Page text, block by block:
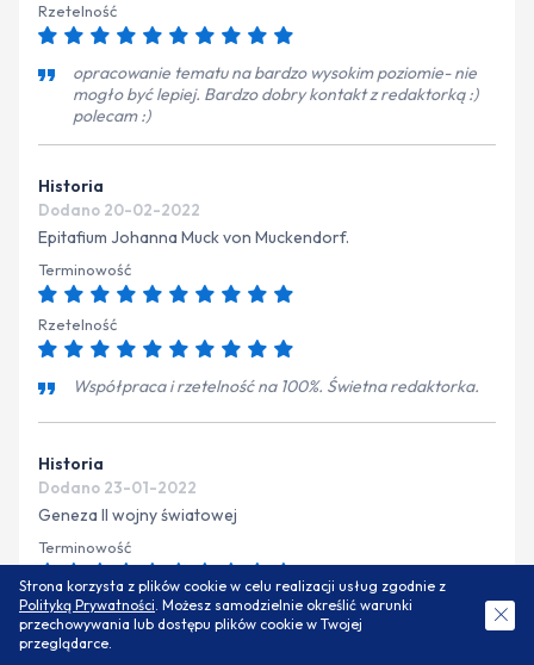
Rzetelność
opracowanie tematu na bardzo wysokim poziomie- nie
mogło być lepiej. Bardzo dobry kontakt z redaktorką :)
polecam :)
Historia
Dodano 20-02-2022
Epitafium Johanna Muck von Muckendorf.
Terminowość
Rzetelność
Współpraca i rzetelność na 100%. Świetna redaktorka.
Historia
Dodano 23-01-2022
Geneza II wojny światowej
Terminowość
Rzetelność
ZAMÓW DARMOWĄ WYCENĘ
Strona korzysta z plików cookie w celu realizacji usług zgodnie z
Polityką Prywatności. Możesz samodzielnie określić warunki
przechowywania lub dostępu plików cookie w Twojej
przeglądarce.